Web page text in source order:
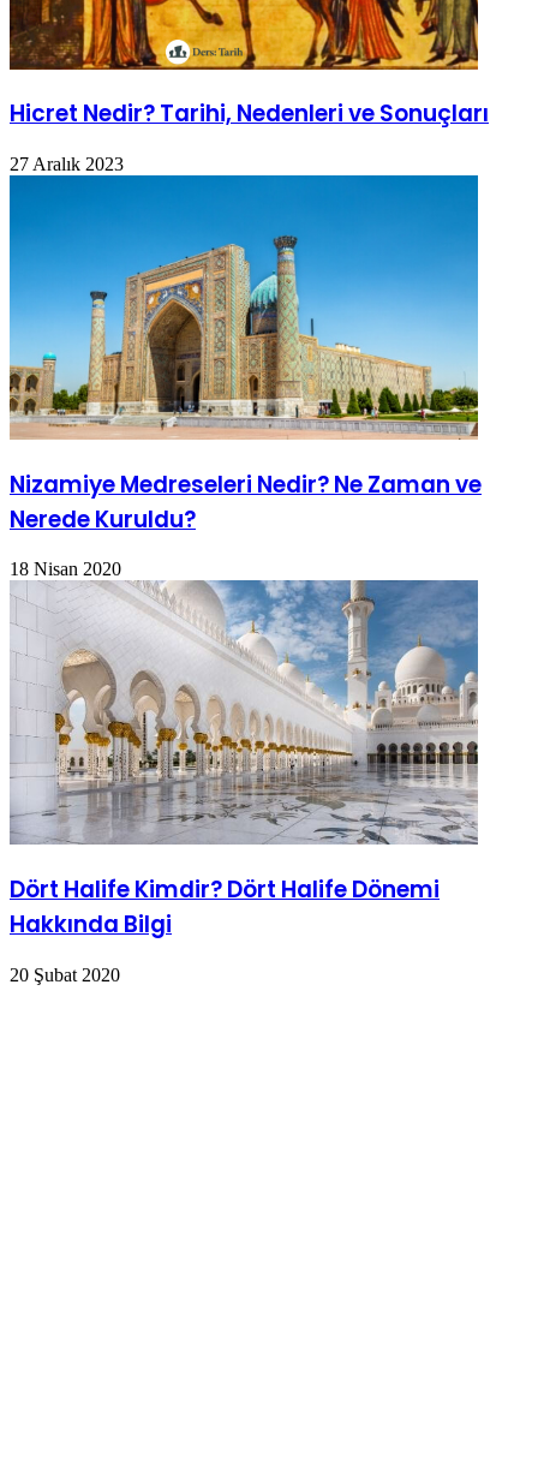
Hicret Nedir? Tarihi, Nedenleri ve Sonuçları
27 Aralık 2023
Nizamiye Medreseleri Nedir? Ne Zaman ve
Nerede Kuruldu?
18 Nisan 2020
Dört Halife Kimdir? Dört Halife Dönemi
Hakkında Bilgi
20 Şubat 2020